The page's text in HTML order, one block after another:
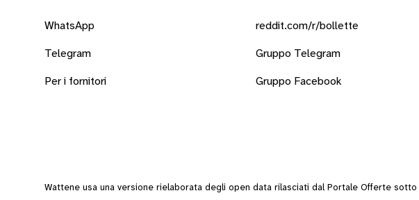
WhatsApp
Telegram
Per i fornitori
reddit.com/r/bollette
Gruppo Telegram
Gruppo Facebook
Wattene usa una versione rielaborata degli open data rilasciati dal Portale Offerte sotto